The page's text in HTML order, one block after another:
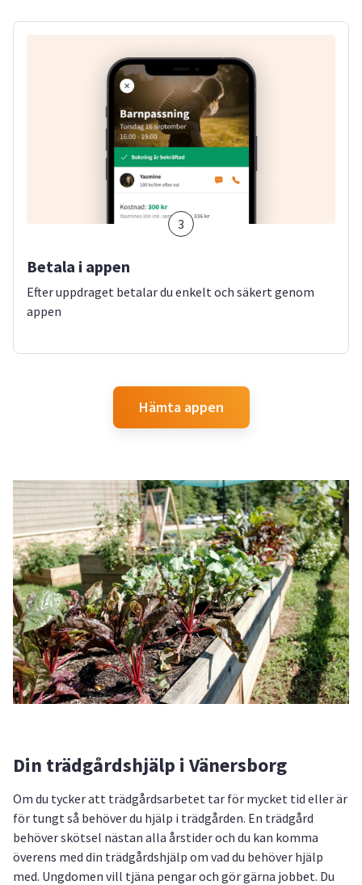
3
Betala i appen
Efter uppdraget betalar du enkelt och säkert genom
appen
Hämta appen
Din trädgårdshjälp i Vänersborg
Om du tycker att trädgårdsarbetet tar för mycket tid eller är
för tungt så behöver du hjälp i trädgården. En trädgård
behöver skötsel nästan alla årstider och du kan komma
överens med din trädgårdshjälp om vad du behöver hjälp
med. Ungdomen vill tjäna pengar och gör gärna jobbet. Du